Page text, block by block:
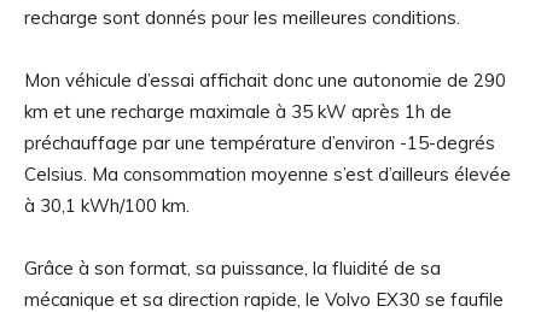
recharge sont donnés pour les meilleures conditions.
Mon véhicule d’essai affichait donc une autonomie de 290
km et une recharge maximale à 35 kW après 1h de
préchauffage par une température d’environ -15-degrés
Celsius. Ma consommation moyenne s’est d’ailleurs élevée
à 30,1 kWh/100 km.
Grâce à son format, sa puissance, la fluidité de sa
mécanique et sa direction rapide, le Volvo EX30 se faufile